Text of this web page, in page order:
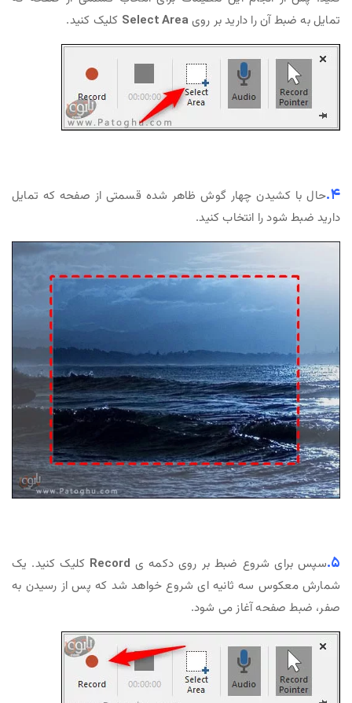
تمایل به ضبط آن را دارید بر رویSelect Area کلیک کنید.
۴. حال با کشیدن چهار گوش ظاهر شده قسمتی از صفحه که تمایل
دارید ضبط شود را انتخاب کنید.
۵. سپس برای شروع ضبط بر روی دکمه ی Record کلیک کنید. یک
شمارش معکوس سه ثانیه ای شروع خواهد شد که پس از رسیدن به
صفر، ضبط صفحه آغاز می شود.